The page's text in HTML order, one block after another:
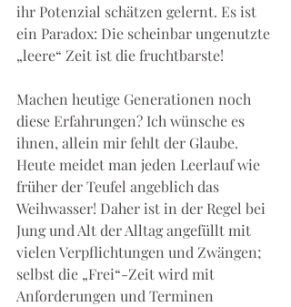
ihr Potenzial schätzen gelernt. Es ist
ein Paradox: Die scheinbar ungenutzte
„leere“ Zeit ist die fruchtbarste!
Machen heutige Generationen noch
diese Erfahrungen? Ich wünsche es
ihnen, allein mir fehlt der Glaube.
Heute meidet man jeden Leerlauf wie
früher der Teufel angeblich das
Weihwasser! Daher ist in der Regel bei
Jung und Alt der Alltag angefüllt mit
vielen Verpflichtungen und Zwängen;
selbst die „Frei“-Zeit wird mit
Anforderungen und Terminen